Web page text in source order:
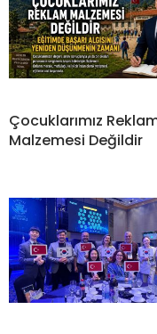
Çocuklarımız
Malzemesi Değildir